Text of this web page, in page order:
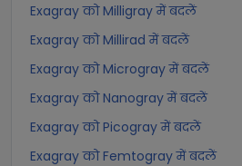
Exagray को Milligray में बदलें
Exagray को Millirad में बदलें
Exagray को Microgray में बदलें
Exagray को Nanogray में बदलें
Exagray को Picogray में बदलें
Exagray को Femtogray में बदलें